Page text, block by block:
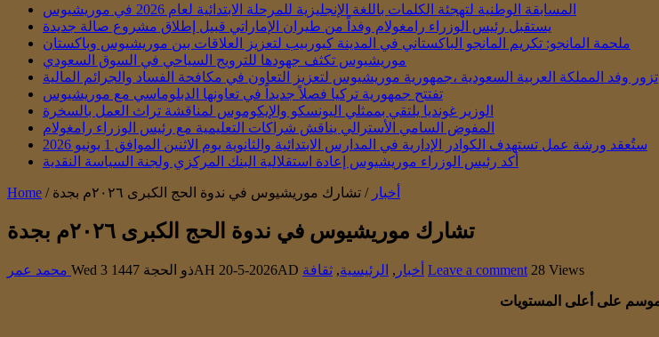
المسابقة الوطنية لتهجئة الكلمات باللغة الإنجليزية للمرحلة الابتدائية لعام 2026 في موريشيوس
يستقبل رئيس الوزراء رامغولام وفداً من طيران الإماراتي قبيل إطلاق مشروع صالة جديدة
ملحمة المانجو: تكريم المانجو الباكستاني في المدينة كيوربيب لتعزيز العلاقات بين موريشيوس وباكستان
موريشيوس تكثف جهودها للترويج السياحي في السوق السعودي
تزور وفد المملكة العربية السعودية ،جمهورية موريشيوس لتعزيز التعاون في مكافحة الفساد والجرائم المالية
تفتتح جمهورية تركيا فصلاً جديداً في تعاونها الدبلوماسي مع موريشيوس
الوزير غونديا يلتقي بممثلي اليونسكو والإيكوموس لمناقشة تراث العمل بالسخرة
المفوض السامي الأسترالي يناقش شراكات التعليمية مع رئيس الوزراء رامغولام
ستُعقد ورشة عمل تستهدف الكوادر الإدارية في المدارس الابتدائية والثانوية يوم الاثنين الموافق 1 يونيو 2026
أكد رئيس الوزراء موريشيوس إعادة استقلالية البنك المركزي ولجنة السياسة النقدية
Home / أخبار / تشارك موريشيوس في ندوة الحج الكبرى ٢٠٢٦م بجدة
تشارك موريشيوس في ندوة الحج الكبرى ٢٠٢٦م بجدة
Wed 3 ذو الحجة 1447AH 20-5-2026AD أخبار , الرئيسية, ثقافة Leave a comment 28 Views